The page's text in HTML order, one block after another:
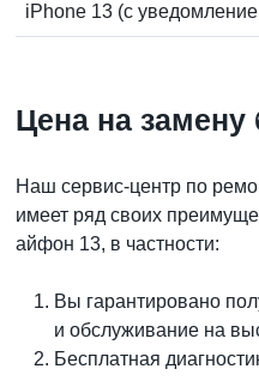
iPhone 13 (с
Цена на замену
Наш сервис-центр по
имеет ряд своих
айфон 13, в частности:
Вы гарантировано
и обслуживание на
Бесплатная